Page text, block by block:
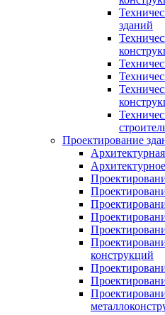
зданий
Проектирование
конструкций